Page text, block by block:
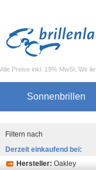
Alle Preise inkl. 19% MwSt. Wir
Sonnenbrillen
Filtern nach
Derzeit einkaufend bei:
Hersteller: Oakley